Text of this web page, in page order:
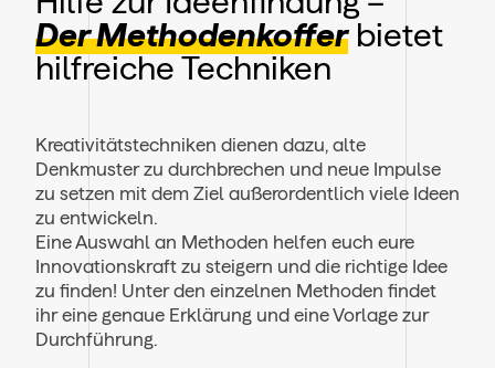
Der Methodenkofferbietet
hilfreiche Techniken
Kreativitätstechniken dienen dazu, alte
Denkmuster zu durchbrechen und neue Impulse
zu setzen mit dem Ziel außerordentlich viele Ideen
zu entwickeln.
Eine Auswahl an Methoden helfen euch eure
Innovationskraft zu steigern und die richtige Idee
zu finden! Unter den einzelnen Methoden findet
ihr eine genaue Erklärung und eine Vorlage zur
Durchführung.